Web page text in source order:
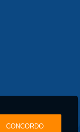
CONCORDO